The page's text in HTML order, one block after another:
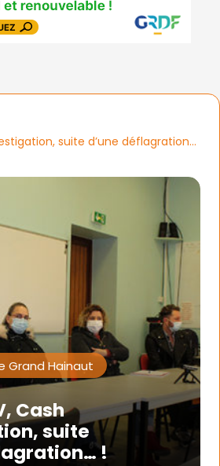
suite d’une déflagration…
Grand Hainaut
Cash
suite
!